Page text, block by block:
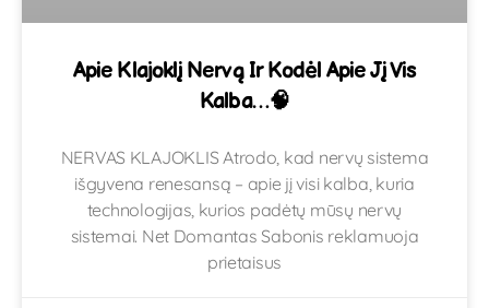
Apie Klajoklį Nervą Ir Kodėl Apie Jį Vis
Kalba…🧠
NERVAS KLAJOKLIS Atrodo, kad nervų sistema
išgyvena renesansą – apie jį visi kalba, kuria
technologijas, kurios padėtų mūsų nervų
sistemai. Net Domantas Sabonis reklamuoja
prietaisus